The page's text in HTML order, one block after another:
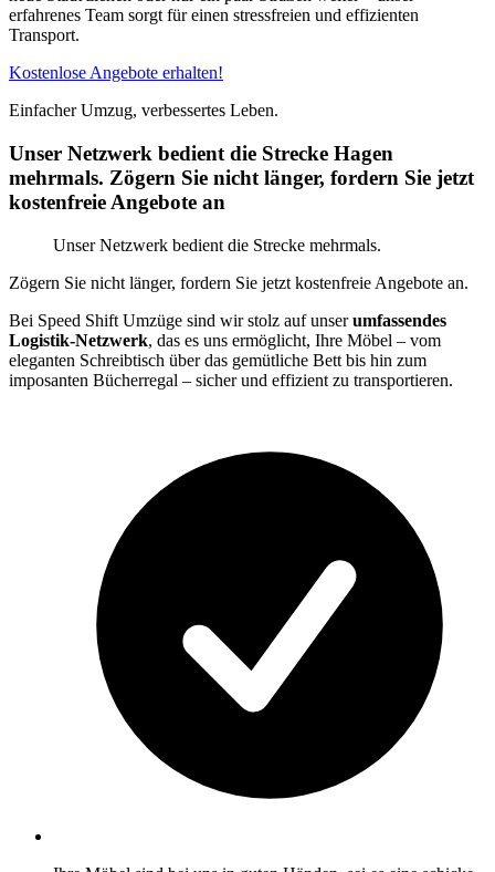
erfahrenes Team sorgt für einen stressfreien und effizienten
Transport.
Kostenlose Angebote erhalten!
Einfacher Umzug, verbessertes Leben.
Unser Netzwerk bedient die Strecke Hagen
mehrmals. Zögern Sie nicht länger, fordern Sie jetzt
kostenfreie Angebote an
Unser Netzwerk bedient die Strecke mehrmals.
Zögern Sie nicht länger, fordern Sie jetzt kostenfreie Angebote an.
Bei Speed Shift Umzüge sind wir stolz auf unserumfassendes
Logistik-Netzwerk, das es uns ermöglicht, Ihre Möbel – vom
eleganten Schreibtisch über das gemütliche Bett bis hin zum
imposanten Bücherregal – sicher und effizient zu transportieren.